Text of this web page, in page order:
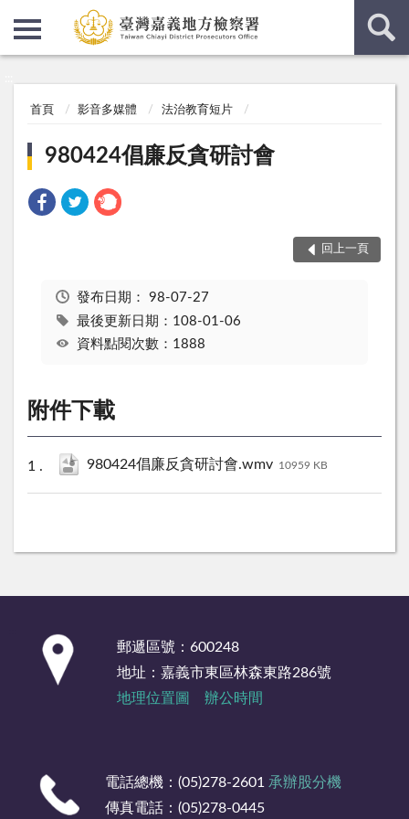
首頁 影音多媒體 法治教育短片
980424倡廉反貪研討會
回上一頁
發布日期： 98-07-27
最後更新日期：108-01-06
資料點閱次數：1888
附件下載
980424倡廉反貪研討會.wmv 10959 KB
郵遞區號：600248
地址：嘉義市東區林森東路286號
地理位置圖
辦公時間
電話總機：(05)278-2601 承辦股分機
傳真電話：(05)278-0445